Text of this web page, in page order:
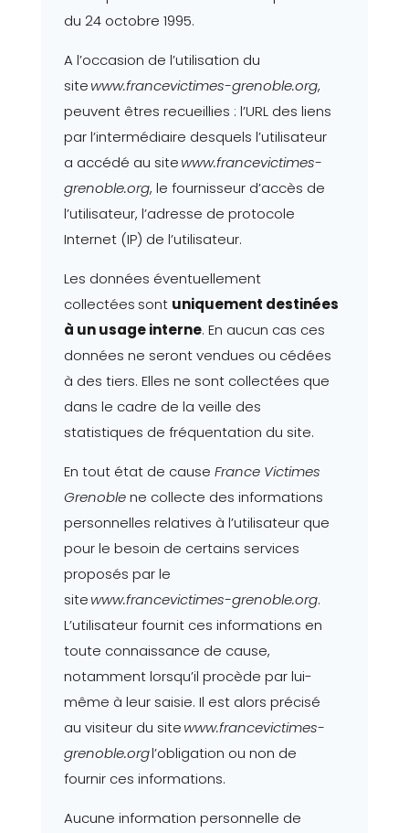
du 24 octobre 1995.
A l’occasion de l’utilisation du
sitewww.francevictimes-grenoble.org,
peuvent êtres recueillies : l’URL des liens
par l’intermédiaire desquels l’utilisateur
a accédé au sitewww.francevictimes-
grenoble.org, le fournisseur d’accès de
l’utilisateur, l’adresse de protocole
Internet (IP) de l’utilisateur.
Les données éventuellement
collectées sont uniquement destinées
à un usage interne. En aucun cas ces
données ne seront vendues ou cédées
à des tiers. Elles ne sont collectées que
dans le cadre de la veille des
statistiques de fréquentation du site.
En tout état de cause France Victimes
Grenoblene collecte des informations
personnelles relatives à l’utilisateur que
pour le besoin de certains services
proposés par le
sitewww.francevictimes-grenoble.org.
L’utilisateur fournit ces informations en
toute connaissance de cause,
notamment lorsqu’il procède par lui-
même à leur saisie. Il est alors précisé
au visiteur du sitewww.francevictimes-
grenoble.orgl’obligation ou non de
fournir ces informations.
Aucune information personnelle de